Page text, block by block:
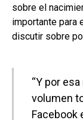
sobre el
importante para
discutir sobre
“Y por
volumen
Facebook